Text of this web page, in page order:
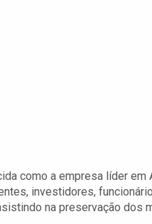
como a empresa líder
investidores,
na preservação dos